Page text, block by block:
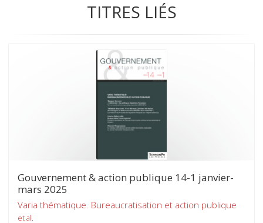
TITRES LIÉS
Gouvernement & action publique 14-1 janvier-
mars 2025
Varia thématique. Bureaucratisation et action publique
et al.